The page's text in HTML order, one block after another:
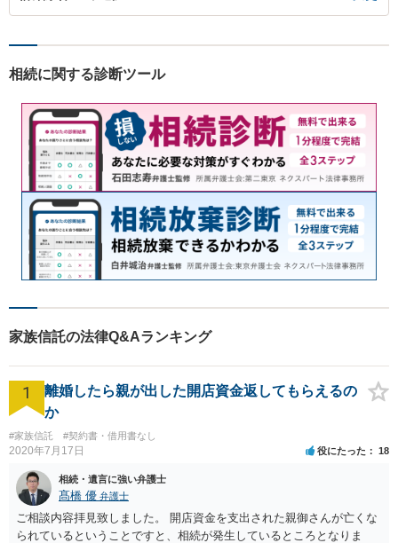
相続に関する診断ツール
家族信託の法律Q&Aランキング
1
離婚したら親が出した開店資金返してもらえるの
か
#家族信託 #契約書・借用書なし
2020年7月17日 役にたった 18
相続・遺言に強い弁護士
髙橋 優 弁護士
ご相談内容拝見致しました。 開店資金を支出された親御さんが亡くな
られているということですと、相続が発生しているところとなりま